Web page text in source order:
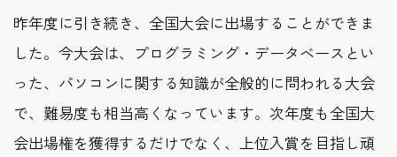
昨年度に引き続き、全国大会に出場することができま
した。今大会は、プログラミング・データベースとい
った、パソコンに関する知識が全般的に問われる大会
で、難易度も相当高くなっています。次年度も全国大
会出場権を獲得するだけでなく、上位入賞を目指し頑